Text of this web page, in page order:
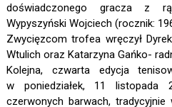
doświadczonego gracza z
Wypyszyński Wojciech (rocznik:
Zwycięzcom trofea wręczył
Wtulich oraz Katarzyna Gańko-
Kolejna, czwarta edycja
w poniedziałek, 11
czerwonych barwach,